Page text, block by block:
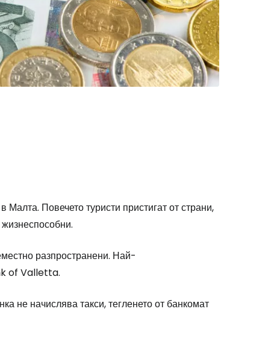
Повечето туристи пристигат от страни,
разпространени. Най-
of Valletta.
не начислява такси, тегленето от банкомат